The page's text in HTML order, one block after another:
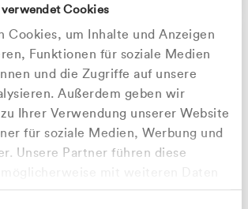
verwendet Cookies
Cookies, um Inhalte und Anzeigen
Funktionen für soziale Medien
und die Zugriffe auf unsere
Außerdem geben wir
Ihrer Verwendung unserer Website
für soziale Medien, Werbung und
Unsere Partner führen diese
Apilash Balanesan